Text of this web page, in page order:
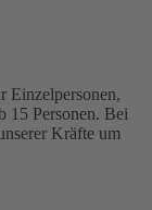
Einzelpersonen,
15 Personen. Bei
Kräfte um